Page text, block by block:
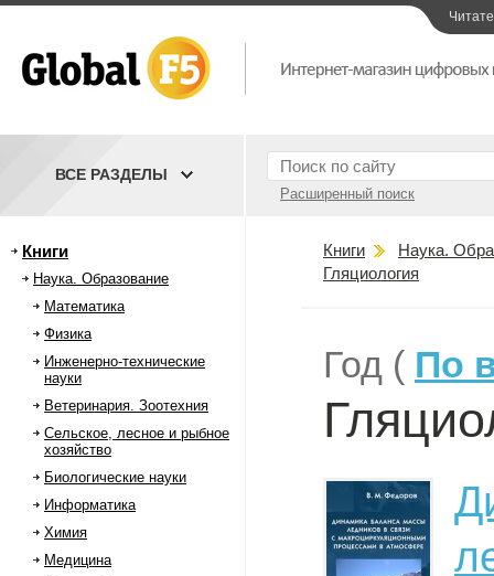
Расширенный поиск
ВСЕ РАЗДЕЛЫ
Книги
Наука. Образование
Математика
Физика
Инженерно-технические
науки
Ветеринария. Зоотехния
Сельское, лесное и рыбное
хозяйство
Биологические науки
Информатика
Химия
Медицина
Книги
Наука.
Гляциология
Год ( По